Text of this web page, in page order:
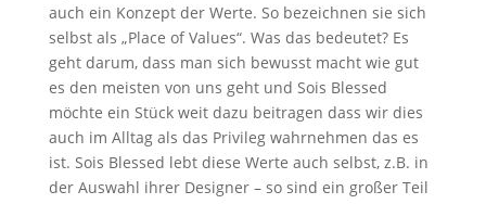
auch ein Konzept der Werte. So bezeichnen sie sich
selbst als „Place of Values“. Was das bedeutet? Es
geht darum, dass man sich bewusst macht wie gut
es den meisten von uns geht und Sois Blessed
möchte ein Stück weit dazu beitragen dass wir dies
auch im Alltag als das Privileg wahrnehmen das es
ist. Sois Blessed lebt diese Werte auch selbst, z.B. in
der Auswahl ihrer Designer – so sind ein großer Teil